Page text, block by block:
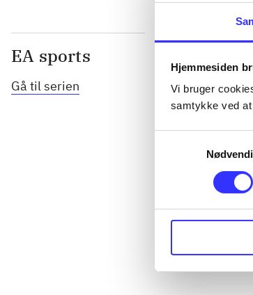
Hjemmesiden
Vi bruger
samtykke ved
EA sports
Gå til serien